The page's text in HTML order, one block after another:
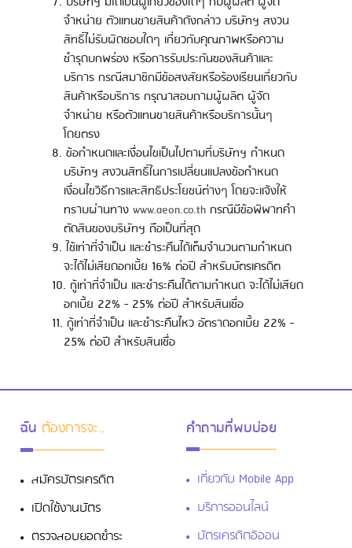
จำหน่าย ตัวแทนขายสินค้าดังกล่าว บริษัทฯ สงวน
สิทธิ์ไม่รับผิดชอบใดๆ เกี่ยวกับคุณภาพหรือความ
ชำรุดบกพร่อง หรือการรับประกันของสินค้าและ
บริการ กรณีสมาชิกมีข้อสงสัยหรือร้องเรียนเกี่ยวกับ
สินค้าหรือบริการ กรุณาสอบถามผู้ผลิต ผู้จัด
จำหน่าย หรือตัวแทนขายสินค้าหรือบริการนั้นๆ
โดยตรง
ข้อกำหนดและเงื่อนไขเป็นไปตามที่บริษัทฯ กำหนด
บริษัทฯ สงวนสิทธิ์ในการเปลี่ยนแปลงข้อกำหนด
เงื่อนไขวิธีการและสิทธิประโยชน์ต่างๆ โดยจะแจ้งให้
ทราบผ่านทาง www.aeon.co.th กรณีมีข้อพิพาทคำ
ตัดสินของบริษัทฯ ถือเป็นที่สุด
ใช้เท่าที่จำเป็น และชำระคืนได้เต็มจำนวนตามกำหนด
จะได้ไม่เสียดอกเบี้ย 16% ต่อปี สำหรับบัตรเครดิต
กู้เท่าที่จำเป็น และชำระคืนได้ตามกำหนด จะได้ไม่เสียด
อกเบี้ย 22% - 25% ต่อปี สำหรับสินเชื่อ
กู้เท่าที่จำเป็น และชำระคืนไหว อัตราดอกเบี้ย 22% -
25% ต่อปี สำหรับสินเชื่อ
ฉัน ต้องการจะ..
สมัครบัตรเครดิต
เปิดใช้งานบัตร
ตรวจสอบยอดชำระ
คำถามที่พบบ่อย
เกี่ยวกับ Mobile App
บริการออนไลน์
บัตรเครดิตอิออน